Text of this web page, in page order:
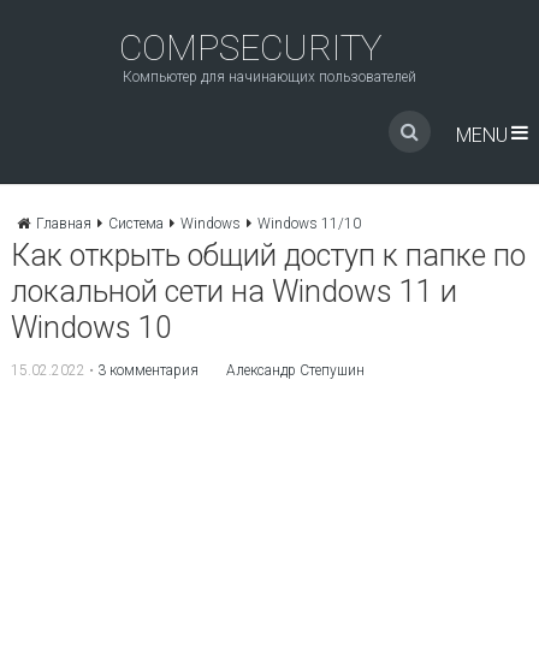
COMPSECURITY
Компьютер для начинающих пользователей
MENU
Главная Система Windows Windows 11/10
Как открыть общий доступ к папке по
локальной сети на Windows 11 и
Windows 10
15.02.2022 • 3 комментария Александр Степушин